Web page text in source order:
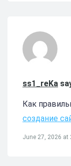
ss1_reKa
Как
создание
June 27, 2026 at